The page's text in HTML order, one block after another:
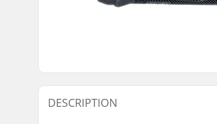
DESCRIPTION